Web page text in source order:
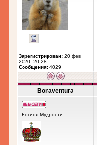
Зарегистрирован: 20 фев
2020, 20:28
Сообщения: 4029
Bonaventura
Богиня Мудрости